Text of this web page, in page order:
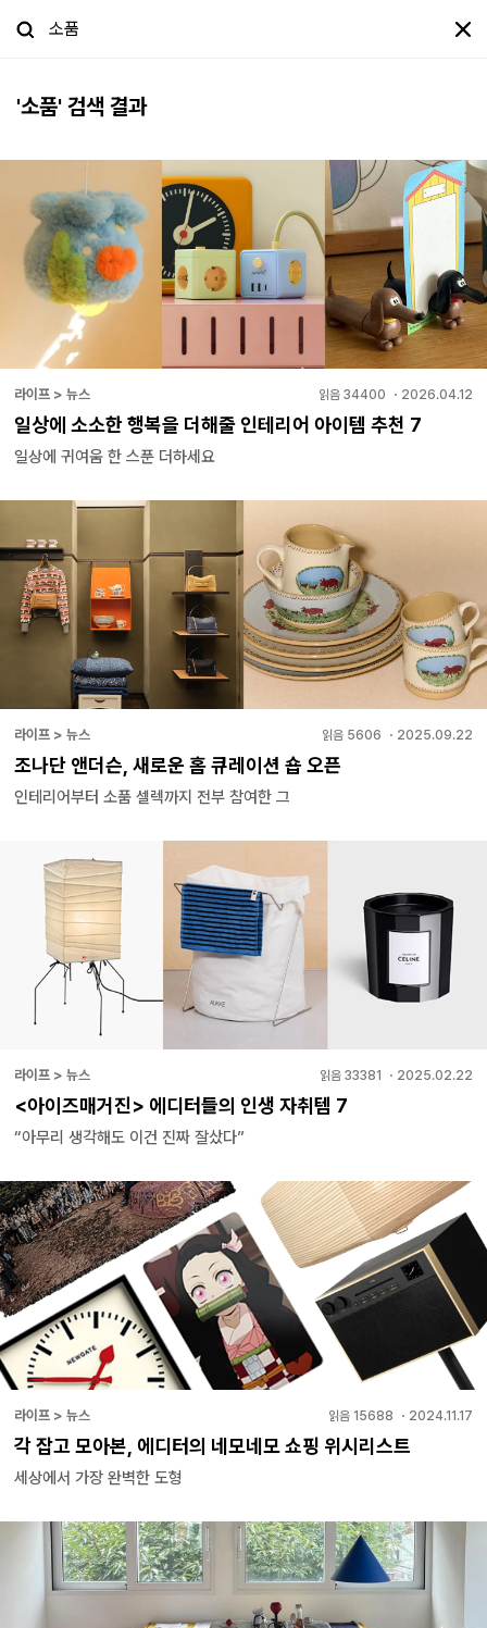
'소품' 검색 결과
라이프 > 뉴스 읽음 34400 ・ 2026.04.12
일상에 소소한 행복을 더해줄 인테리어 아이템 추천 7
일상에 귀여움 한 스푼 더하세요
라이프 > 뉴스 읽음 5606 ・ 2025.09.22
조나단 앤더슨, 새로운 홈 큐레이션 숍 오픈
인테리어부터 소품 셀렉까지 전부 참여한 그
라이프 > 뉴스 읽음 33381 ・ 2025.02.22
<아이즈매거진> 에디터들의 인생 자취템 7
“아무리 생각해도 이건 진짜 잘샀다”
라이프 > 뉴스 읽음 15688 ・ 2024.11.17
각 잡고 모아본, 에디터의 네모네모 쇼핑 위시리스트
세상에서 가장 완벽한 도형